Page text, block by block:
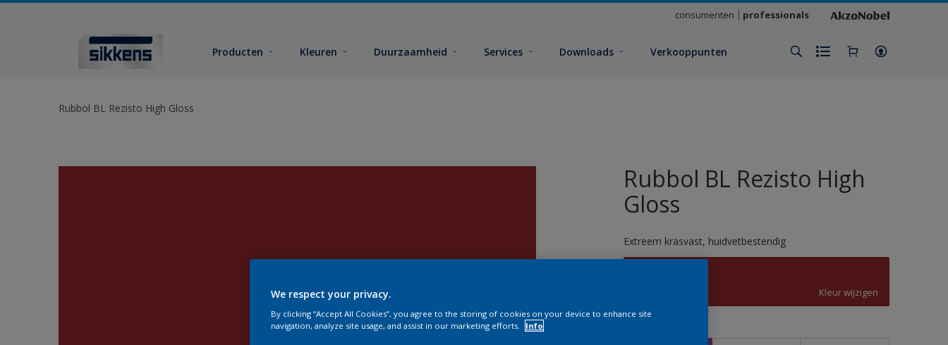
consumenten professionals
Producten Kleuren Duurzaamheid Services Downloads Verkooppunten
Rubbol BL Rezisto High Gloss
Rubbol BL Rezisto High
Gloss
Extreem krasvast, huidvetbestendig
Kleur wijzigen
We respect your privacy.
By clicking “Accept All Cookies”, you agree to the storing of cookies on your device to enhance site
navigation, analyze site usage, and assist in our marketing efforts.
Info